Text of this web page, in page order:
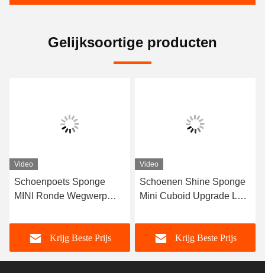
Gelijksoortige producten
Video
Schoenpoets Sponge
MINI Ronde Wegwerp
voor Noord-Amerikaanse
klanten OEMKrijg Beste Prijs
Video
Schoenen Shine Sponge
Mini Cuboid Upgrade Leer
Routine Met Neutrale
Laarzen Shining Soft
Sponge OEM
Krijg Beste Prijs